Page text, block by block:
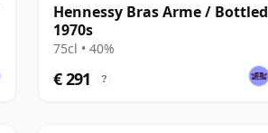
Hennessy Bras Arme / Bottled
1970s
75cl • 40%
€ 291 ?